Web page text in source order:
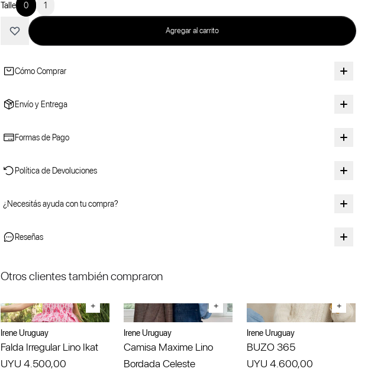
Talle 0 1
Agregar al carrito
Cómo Comprar
Envío y Entrega
Formas de Pago
Política de Devoluciones
¿Necesitás ayuda con tu compra?
Reseñas
Otros clientes también compraron
+
Irene Uruguay
Falda Irregular Lino Ikat
UYU 4.500,00
+
Irene Uruguay
Camisa Maxime Lino
Bordada Celeste
+
Irene Uruguay
BUZO 365
UYU 4.600,00